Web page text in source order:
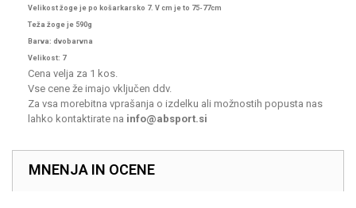
Velikost žoge je po košarkarsko 7. V cm je to 75-77cm
Teža žoge je 590g
Barva: dvobarvna
Velikost: 7
Cena velja za 1 kos.
Vse cene že imajo vključen ddv.
Za vsa morebitna vprašanja o izdelku ali možnostih popusta nas
lahko kontaktirate na info@absport.si
MNENJA IN OCENE